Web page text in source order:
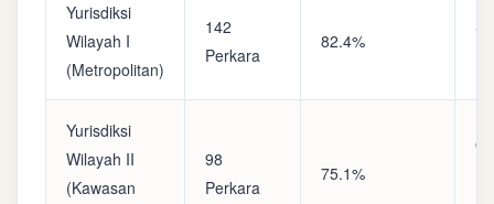
Yurisdiksi
Wilayah I
(Metropolitan)
142
Perkara
82.4%
Yurisdiksi
Wilayah II
(Kawasan
98
Perkara
75.1%